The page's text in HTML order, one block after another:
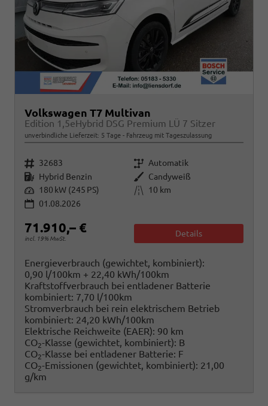
Volkswagen T7 Multivan
Edition 1,5eHybrid DSG Premium LÜ 7 Sitzer
unverbindliche Lieferzeit: 5 Tage Fahrzeug mit Tageszulassung
Fahrzeugnr. 32683 Getriebe Automatik
Kraftstoff Hybrid Benzin Außenfarbe Candyweiß
Leistung 180 kW (245 PS) Kilometerstand
10 km
01.08.2026
71.910,– €
incl. 19% MwSt.
Details
Energieverbrauch (gewichtet, kombiniert):
0,90 l/100km + 22,40 kWh/100km
Kraftstoffverbrauch bei entladener Batterie
kombiniert: 7,70 l/100km
Stromverbrauch bei rein elektrischem Betrieb
kombiniert: 24,20 kWh/100km
Elektrische Reichweite (EAER): 90 km
CO2-Klasse (gewichtet, kombiniert): B
CO2-Klasse bei entladener Batterie: F
CO2-Emissionen (gewichtet, kombiniert): 21,00
g/km